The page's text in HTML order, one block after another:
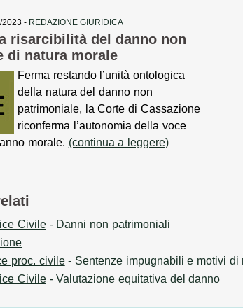
2023 - REDAZIONE GIURIDICA
risarcibilità del danno non
di natura morale
Ferma restando l’unità ontologica
della natura del danno non
patrimoniale, la Corte di Cassazione
riconferma l’autonomia della voce
morale. (continua a leggere)
Civile - Danni non patrimoniali
proc. civile- Sentenze impugnabili e motivi di
Civile - Valutazione equitativa del danno